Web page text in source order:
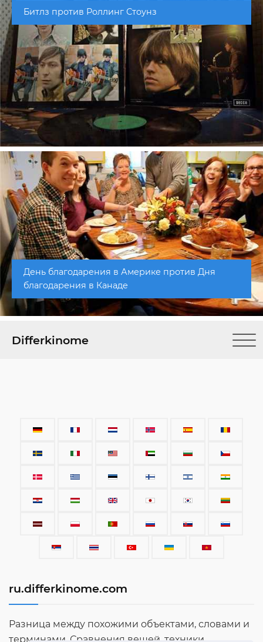
Битлз против Роллинг Стоунз
День благодарения в Америке против Дня
благодарения в Канаде
Differkinome
ru.differkinome.com
Разница между похожими объектами, словами и
терминами. Сравнения вещей, техники,